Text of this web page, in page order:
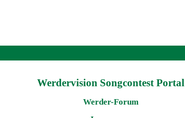
Werdervision Songcontest Portal
Werder-Forum